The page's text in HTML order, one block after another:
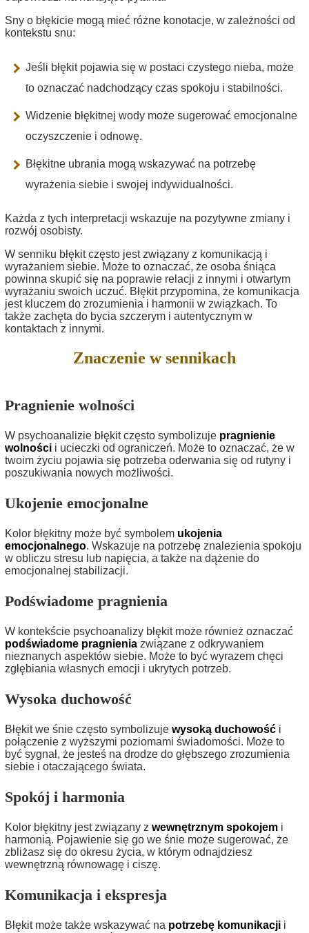
Sny o błękicie mogą mieć różne konotacje, w zależności od
kontekstu snu:
Jeśli błękit pojawia się w postaci czystego nieba, może
to oznaczać nadchodzący czas spokoju i stabilności.
Widzenie błękitnej wody może sugerować emocjonalne
oczyszczenie i odnowę.
Błękitne ubrania mogą wskazywać na potrzebę
wyrażenia siebie i swojej indywidualności.
Każda z tych interpretacji wskazuje na pozytywne zmiany i
rozwój osobisty.
W senniku błękit często jest związany z komunikacją i
wyrażaniem siebie. Może to oznaczać, że osoba śniąca
powinna skupić się na poprawie relacji z innymi i otwartym
wyrażaniu swoich uczuć. Błękit przypomina, że komunikacja
jest kluczem do zrozumienia i harmonii w związkach. To
także zachęta do bycia szczerym i autentycznym w
kontaktach z innymi.
Znaczenie w sennikach
Pragnienie wolności
W psychoanalizie błękit często symbolizuje pragnienie
wolności i ucieczki od ograniczeń. Może to oznaczać, że w
twoim życiu pojawia się potrzeba oderwania się od rutyny i
poszukiwania nowych możliwości.
Ukojenie emocjonalne
Kolor błękitny może być symbolem ukojenia
emocjonalnego. Wskazuje na potrzebę znalezienia spokoju
w obliczu stresu lub napięcia, a także na dążenie do
emocjonalnej stabilizacji.
Podświadome pragnienia
W kontekście psychoanalizy błękit może również oznaczać
podświadome pragnienia związane z odkrywaniem
nieznanych aspektów siebie. Może to być wyrazem chęci
zgłębiania własnych emocji i ukrytych potrzeb.
Wysoka duchowość
Błękit we śnie często symbolizuje wysoką duchowość i
połączenie z wyższymi poziomami świadomości. Może to
być sygnał, że jesteś na drodze do głębszego zrozumienia
siebie i otaczającego świata.
Spokój i harmonia
Kolor błękitny jest związany z wewnętrznym spokojem i
harmonią. Pojawienie się go we śnie może sugerować, że
zbliżasz się do okresu życia, w którym odnajdziesz
wewnętrzną równowagę i ciszę.
Komunikacja i ekspresja
Błękit może także wskazywać na potrzebę komunikacji i